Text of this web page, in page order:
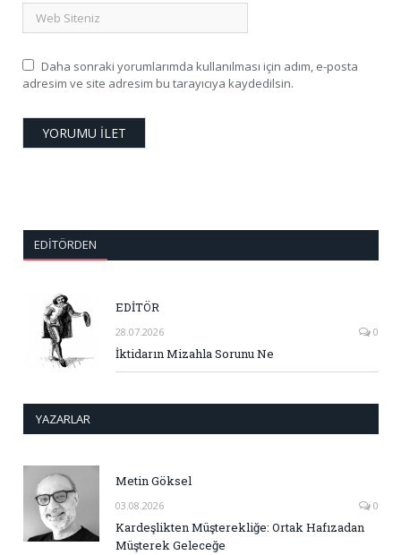
Daha sonraki yorumlarımda kullanılması için adım, e-posta
adresim ve site adresim bu tarayıcıya kaydedilsin.
EDITÖRDEN
EDİTÖR
28.07.2026 0
İktidarın Mizahla Sorunu Ne
YAZARLAR
Metin Göksel
03.08.2026 0
Kardeşlikten Müşterekliğe: Ortak Hafızadan
Müşterek Geleceğe